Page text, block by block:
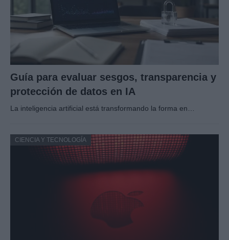
Guía para evaluar sesgos, transparencia y
protección de datos en IA
La inteligencia artificial está transformando la forma en…
CIENCIA Y TECNOLOGÍA